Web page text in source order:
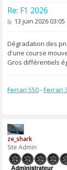
Re: F1 2026
M
s
a
g
e
13 juin 2026 03:05
Dégradation des
d'une course
Gros différentiels
Ferrari 550-Ferrari
ze_shark
Site Admin